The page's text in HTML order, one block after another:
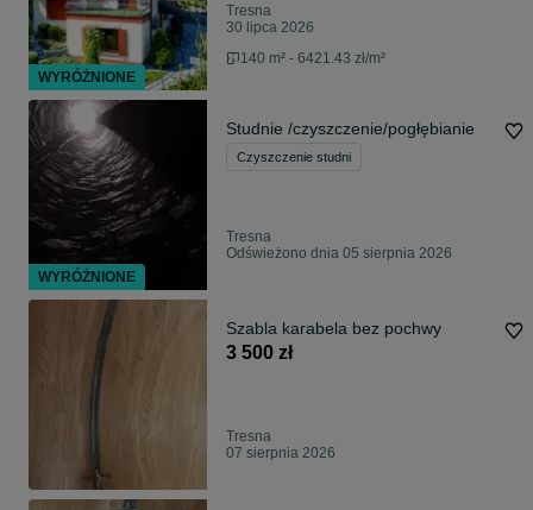
Tresna
30 lipca 2026
140 m² - 6421.43 zł/m²
Studnie /czyszczenie/pogłębianie
Czyszczenie studni
Tresna
Odświeżono dnia 05 sierpnia 2026
Szabla karabela bez pochwy
3 500 zł
Tresna
07 sierpnia 2026
WYRÓŻNIONE
WYRÓŻNIONE